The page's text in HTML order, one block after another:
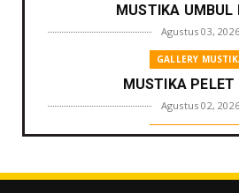
MUSTIKA UMBUL
Agustus 03, 2026
GALLERY
MUSTIKA PELET
Agustus 02, 2026
GALLERY
Agustus 01,